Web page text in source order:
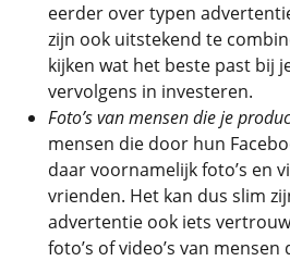
eerder over typen
zijn ook uitstekend te
kijken wat het beste past bij
vervolgens in investeren.
Foto’s van mensen die je
mensen die door hun
daar voornamelijk foto’s en
vrienden. Het kan dus slim
advertentie ook iets
foto’s of video’s van